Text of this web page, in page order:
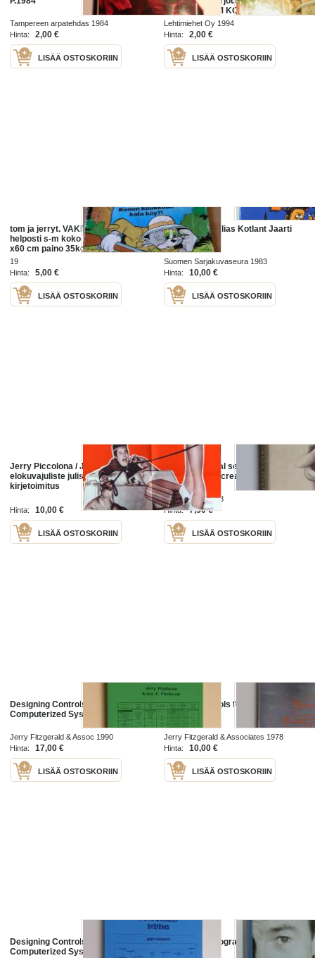
Tampereen arpatehdas 1984
Hinta:
2,00 €
LISÄÄ OSTOSKORIIN
paketti. ..S ja M KOKO 19x36 x60
cm paino 35kg POSTIMAKSU 5e.
Lehtimiehet Oy 1994
Hinta:
2,00 €
LISÄÄ OSTOSKORIIN
tom ja jerryt. VAKITA.N tarjous
helposti s-m koko paketti 19x36
x60 cm paino 35kg 5e
19
Hinta:
5,00 €
LISÄÄ OSTOSKORIIN
Jerry Kotton alias Kotlant Jaarti
Suomen Sarjakuvaseura 1983
Hinta:
10,00 €
LISÄÄ OSTOSKORIIN
Jerry Piccolona / Jerry Lewis -
elokuvajuliste juliste ristiintaitettu
kirjetoimitus
Hinta: 10,00 €
LISÄÄ OSTOSKORIIN
Transcendental sex : a meditative
approach to increasing sensual
pleasure
Jerry Gillies 1978
Hinta:
7,50 €
LISÄÄ OSTOSKORIIN
Designing Controls Into
Computerized Systems
Jerry Fitzgerald & Assoc 1990
Hinta:
17,00 €
LISÄÄ OSTOSKORIIN
Internal Controls for Computerized
Systems
Jerry Fitzgerald & Associates 1978
Hinta:
10,00 €
LISÄÄ OSTOSKORIIN
Designing Controls Into
Computerized Systems
Jerry : självbiografin